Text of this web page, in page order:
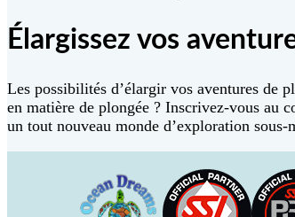
Élargissez vos
Les possibilités d’élargir vos aventures de
en matière de plongée ? Inscrivez-vous au
un tout nouveau monde d’exploration sous-